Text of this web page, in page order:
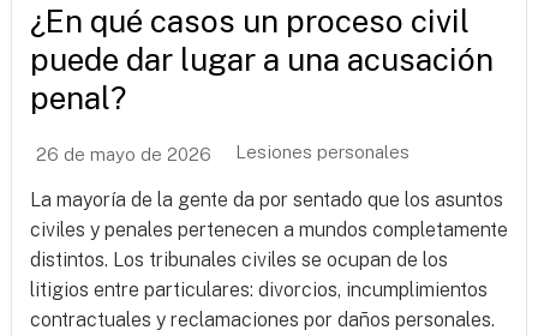
¿En qué casos un proceso civil
puede dar lugar a una acusación
penal?
26 de mayo de 2026 Lesiones personales
La mayoría de la gente da por sentado que los asuntos
civiles y penales pertenecen a mundos completamente
distintos. Los tribunales civiles se ocupan de los
litigios entre particulares: divorcios, incumplimientos
contractuales y reclamaciones por daños personales.